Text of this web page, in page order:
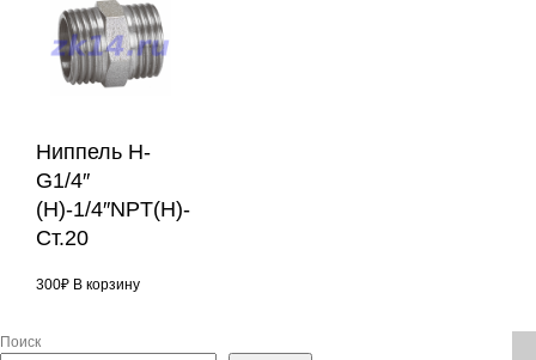
Ниппель Н-
G1/4″
(Н)-1/4″NPT(Н)-
Ст.20
300₽ В корзину
Поиск